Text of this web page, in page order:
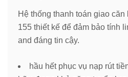
Hệ thống thanh toán giao
155 thiết kế để đảm bảo tính
and đáng tin cậy.
hầu hết phục vụ nạp rút